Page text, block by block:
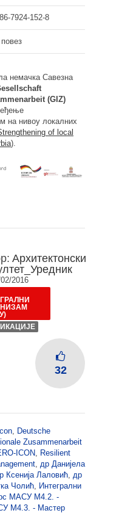
7924-152-8
немачка Савезна
(GIZ)
нивоу локалних
of local
).
Архитектонски
2016
32
Deutsche
Zusammenarbeit
ICON Resilient
др Данијела
Ксенија Лаловић др
Чолић
Интегрални
МАСУ М4.2. -
М4.3. - Мастер